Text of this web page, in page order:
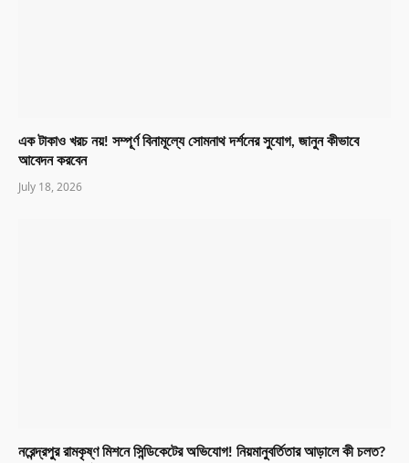
এক টাকাও খরচ নয়! সম্পূর্ণ বিনামূল্যে সোমনাথ দর্শনের সুযোগ, জানুন কীভাবে
আবেদন করবেন
July 18, 2026
নরেন্দ্রপুর রামকৃষ্ণ মিশনে সিন্ডিকেটের অভিযোগ! নিয়মানুবর্তিতার আড়ালে কী চলত?